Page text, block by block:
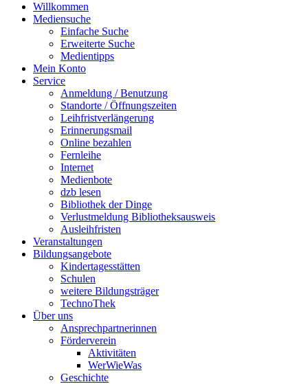
Willkommen
Mediensuche
Einfache Suche
Erweiterte Suche
Medientipps
Mein Konto
Service
Anmeldung / Benutzung
Standorte / Öffnungszeiten
Leihfristverlängerung
Erinnerungsmail
Online bezahlen
Fernleihe
Internet
Medienbote
dzb lesen
Bibliothek der Dinge
Verlustmeldung Bibliotheksausweis
Ausleihfristen
Veranstaltungen
Bildungsangebote
Kindertagesstätten
Schulen
weitere Bildungsträger
TechnoThek
Über uns
Ansprechpartnerinnen
Förderverein
Aktivitäten
WerWieWas
Geschichte